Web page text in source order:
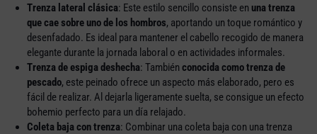
Trenza lateral clásica: Este estilo sencillo consiste en una trenza
que cae sobre uno de los hombros, aportando un toque romántico y
desenfadado. Es ideal para mantener el cabello recogido de manera
elegante durante la jornada laboral o en actividades informales.
Trenza de espiga deshecha: También conocida como trenza de
pescado, este peinado ofrece un aspecto más elaborado, pero es
fácil de realizar. Al dejarla ligeramente suelta, se consigue un efecto
bohemio perfecto para un día relajado.
Coleta baja con trenza: Combinar una coleta baja con una trenza